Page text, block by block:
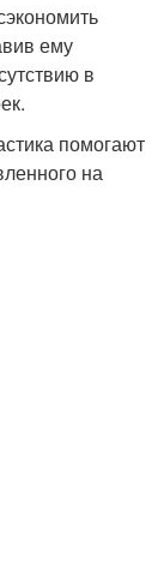
ему
в
помогают
на